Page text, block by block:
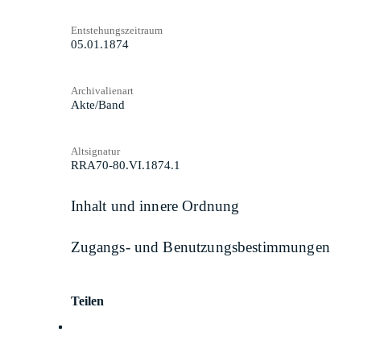
Entstehungszeitraum
05.01.1874
Archivalienart
Akte/Band
Altsignatur
RRA70-80.VI.1874.1
Inhalt und innere Ordnung
Zugangs- und Benutzungsbestimmungen
Teilen